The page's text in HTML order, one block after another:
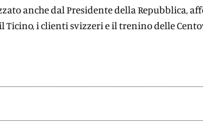
anche dal Presidente della Repubblica,
Ticino, i clienti svizzeri e il trenino delle